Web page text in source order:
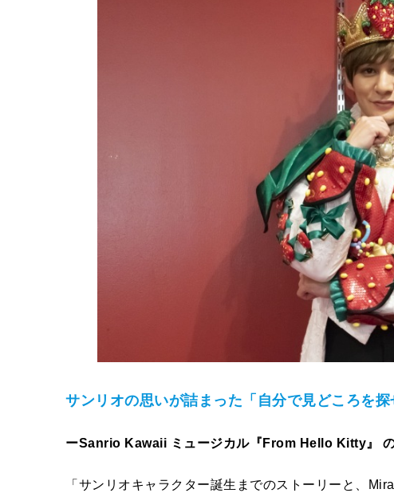
サンリオの思いが詰まった「自分で見どころを探
ーSanrio Kawaii ミュージカル『From Hello Kitty』
「サンリオキャラクター誕生までのストーリーと、